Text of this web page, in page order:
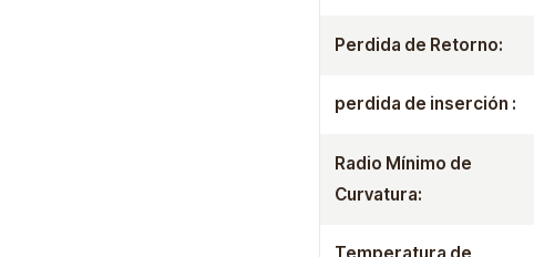
Perdida de Retorno:
perdida de inserción :
Radio Mínimo de
Curvatura: